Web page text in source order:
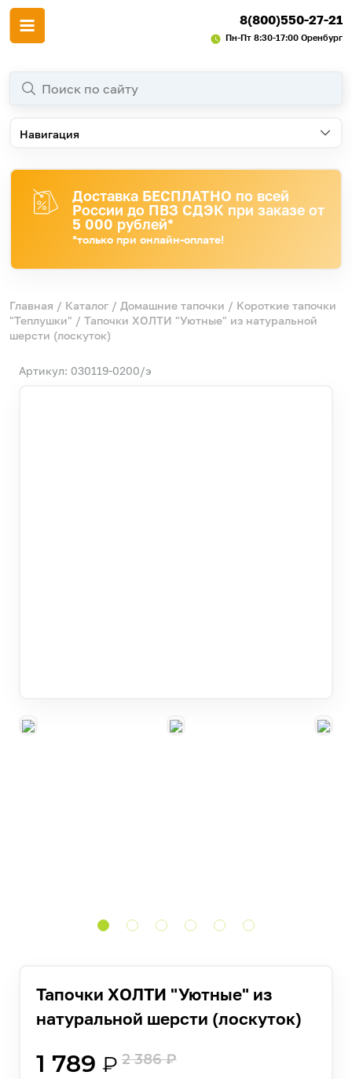
8(800)550-27-21
Пн-Пт 8:30-17:00 Оренбург
Навигация
Доставка БЕСПЛАТНО по всей
России до ПВЗ СДЭК при заказе от
5 000 рублей*
*только при онлайн-оплате!
Главная / Каталог / Домашние тапочки / Короткие тапочки
"Теплушки" / Тапочки ХОЛТИ "Уютные" из натуральной
шерсти (лоскуток)
Артикул: 030119-0200/э
Тапочки ХОЛТИ "Уютные" из
натуральной шерсти (лоскуток)
1 789 ₽ 2 386₽